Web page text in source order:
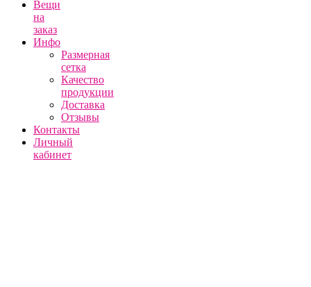
Вещи
на
заказ
Инфо
Размерная
сетка
Качество
продукции
Доставка
Отзывы
Контакты
Личный
кабинет